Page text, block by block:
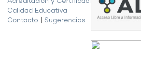
Calidad Educativa
Contacto
Sugerencias